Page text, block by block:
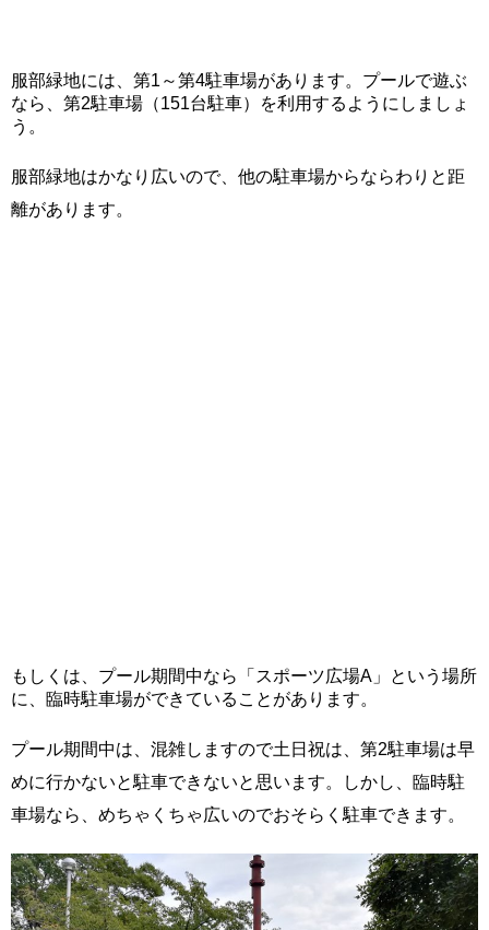
服部緑地には、第1～第4駐車場があります。プールで遊ぶ
なら、第2駐車場（151台駐車）を利用するようにしましょ
う。
服部緑地はかなり広いので、他の駐車場からならわりと距
離があります。
もしくは、プール期間中なら「スポーツ広場A」という場所
に、臨時駐車場ができていることがあります。
プール期間中は、混雑しますので土日祝は、第2駐車場は早
めに行かないと駐車できないと思います。しかし、臨時駐
車場なら、めちゃくちゃ広いのでおそらく駐車できます。